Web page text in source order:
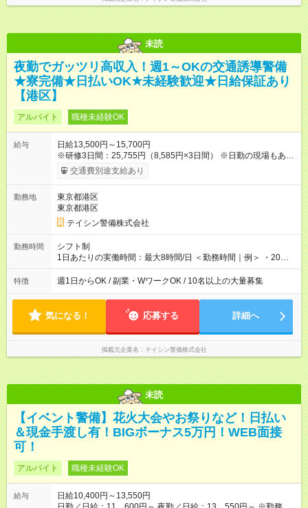
未読
夜勤でガッツリ高収入！週1～OKの交通誘導警備
★寮完備★日払いOK★未経験歓迎★日給保証あり
【港区】
アルバイト 職種未経験OK
給与
日給13,500円～15,700円
※研修3日間：25,755円（8,585円×3日間） ※日勤の現場もあり
ます！ ◎例えば20日勤務の場合、月収27万円（13500円×20
日）となります。 ＼＼日給全額保証あり／／ 現場によっては、
証します！ そのため、希望があれば1日2現場も可能です！ その
場合：日収2万5,500円(※)以上稼げます！ ※内訳：日勤12,000円
＋夜勤13,500円 ◎資格手当（最大2200円／日）や残業代は別途
全額支給。 資格取得費用は会社が全額負担します。 【試用
期間】試用期間あり 試用期間の長さ：2ヶ月 雇用形態、給与は
本採用時と同じです。
交通費別途支給あり
勤務地
東京都港区
東京都港区
テイシン警備株式会社
勤務時間
シフト制
1日あたりの実働時間：最大8時間/日 ＜勤務時間｜例＞ ・20：
00～翌5：00 ・21：00～翌6：00 ◎週1日から勤務可能で、1週
間ごと1ヶ月ごとの自己申告制シフトを採用。短期勤務や副業と
ど、ライフスタイルに合わせた働き方ができます。有給休暇も
積極的に取得可能です！
特徴 週1日からOK / 副業・WワークOK / 10名以上の大量募集
気になる！ 応募する 詳細へ
掲載元企業名 テイシン警備株式会社
未読
【イベント警備】花火大会やお祭りなど！日払い
＆現金手渡し有！BIGボーナス5万円！WEB面接
可！
アルバイト 職種未経験OK
給与
日給10,400円～13,550円